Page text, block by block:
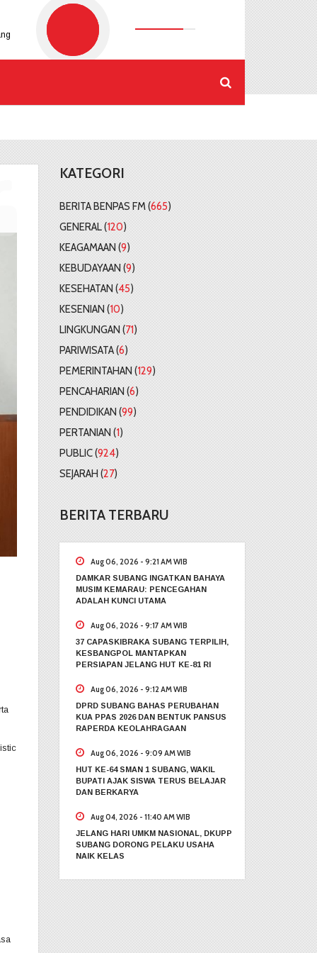
KATEGORI
BERITA BENPAS FM (665)
GENERAL (120)
KEAGAMAAN (9)
KEBUDAYAAN (9)
KESEHATAN (45)
KESENIAN (10)
LINGKUNGAN (71)
PARIWISATA (6)
PEMERINTAHAN (129)
PENCAHARIAN (6)
PENDIDIKAN (99)
PERTANIAN (1)
PUBLIC (924)
SEJARAH (27)
BERITA TERBARU
Aug 06, 2026 - 9:21 AM WIB
DAMKAR SUBANG INGATKAN BAHAYA
MUSIM KEMARAU: PENCEGAHAN
ADALAH KUNCI UTAMA
Aug 06, 2026 - 9:17 AM WIB
37 CAPASKIBRAKA SUBANG TERPILIH,
KESBANGPOL MANTAPKAN
PERSIAPAN JELANG HUT KE-81 RI
Aug 06, 2026 - 9:12 AM WIB
DPRD SUBANG BAHAS PERUBAHAN
KUA PPAS 2026 DAN BENTUK PANSUS
RAPERDA KEOLAHRAGAAN
Aug 06, 2026 - 9:09 AM WIB
HUT KE-64 SMAN 1 SUBANG, WAKIL
BUPATI AJAK SISWA TERUS BELAJAR
DAN BERKARYA
Aug 04, 2026 - 11:40 AM WIB
JELANG HARI UMKM NASIONAL, DKUPP
SUBANG DORONG PELAKU USAHA
NAIK KELAS